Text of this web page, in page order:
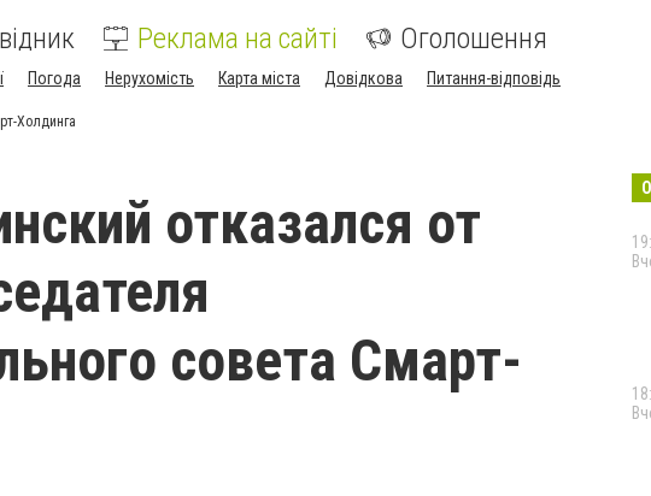
Реклама на сайті Оголошення
Погода Нерухомість Карта міста Довідкова Питання-відповідь
Холдинга
отказался от
совета Смарт-